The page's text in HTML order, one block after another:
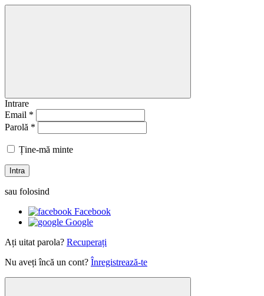
Intrare
Email *
Parolă *
Ține-mă minte
Intra
sau folosind
Facebook
Google
Ați uitat parola? Recuperați
Nu aveți încă un cont? Înregistrează-te